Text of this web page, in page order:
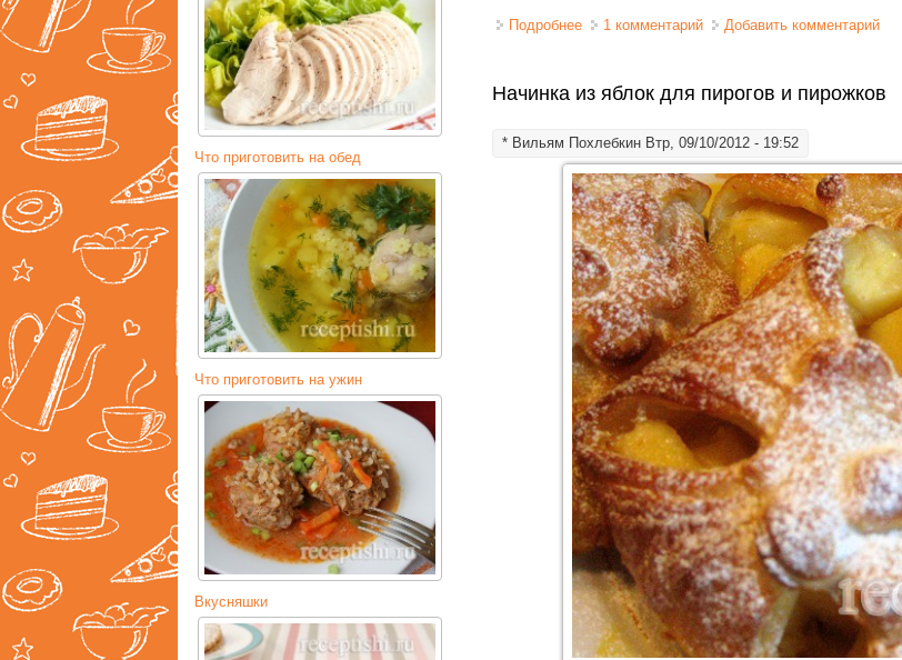
Подробнее о Киш с курицей и беконом
1 комментарий Добавить комментарий
Начинка из яблок для пирогов и пирожков
* Вильям Похлебкин Втр, 09/10/2012 - 19:52
Что приготовить на обед
Что приготовить на ужин
Вкусняшки